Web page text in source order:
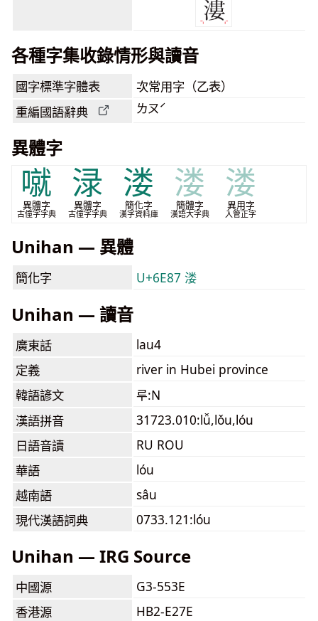
各種字集收錄情形與讀音
國字標準字體表 次常用字（乙表）
重編國語辭典 ㄌㄡˊ
異體字
噈
異體字
古僮字字典
渌
異體字
古僮字字典
溇
簡化字
漢字資料庫
溇
簡體字
漢語大字典
溇
異用字
入管正字
Unihan — 異體
簡化字 U+6E87 溇
Unihan — 讀音
廣東話
lau4
定義
river in Hubei province
韓語諺文
루:N
漢語拼音
31723.010:lǚ,lǒu,lóu
日語音讀
RU ROU
華語
lóu
越南語
sâu
現代漢語詞典
0733.121:lóu
Unihan — IRG Source
中國源
G3-553E
香港源
HB2-E27E